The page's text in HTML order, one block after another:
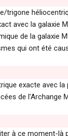
avec la galaxie
de la galaxie
qui ont été
exacte avec
de l'Archange
à ce moment-là